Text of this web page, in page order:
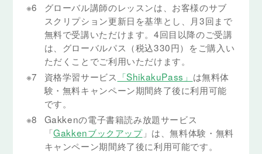
※6
グローバル講師のレッスンは、お客様のサブ
スクリプション更新日を基準とし、月3回まで
無料で受講いただけます。4回目以降のご受講
は、グローバルパス（税込330円）をご購入い
ただくことでご利用いただけます。
※7
資格学習サービス 「ShikakuPass」 は無料体
験・無料キャンペーン期間終了後に利用可能
です。
※8
Gakkenの電子書籍読み放題サービス
「Gakkenブックアップ」は、無料体験・無料
キャンペーン期間終了後に利用可能です。